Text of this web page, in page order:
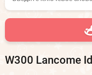
W300 Lancome